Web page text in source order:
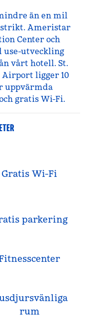
än en mil
Ameristar
Center och
use-utveckling
vårt hotell. St.
ligger 10
uppvärmda
gratis Wi-Fi.
Gratis Wi-Fi
parkering
rum